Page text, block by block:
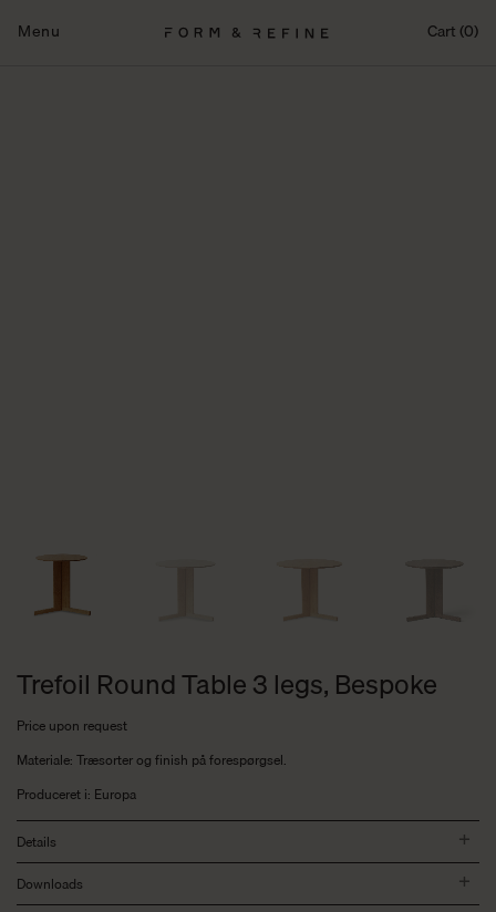
Menu Cart (0)
Trefoil Round Table 3 legs, Bespoke
Price upon request
Materiale: Træsorter og finish på forespørgsel.
Produceret i: Europa
Details
Downloads